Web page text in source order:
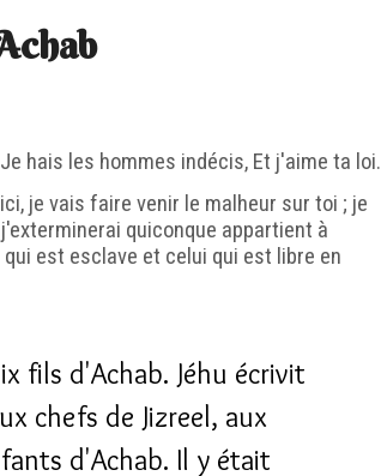
Je hais les hommes indécis, Et j'aime ta loi.
je vais faire venir le malheur sur toi ; je
quiconque appartient à
qui est esclave et celui qui est libre en
fils d'Achab. Jéhu écrivit
chefs de Jizreel, aux
d'Achab. Il y était